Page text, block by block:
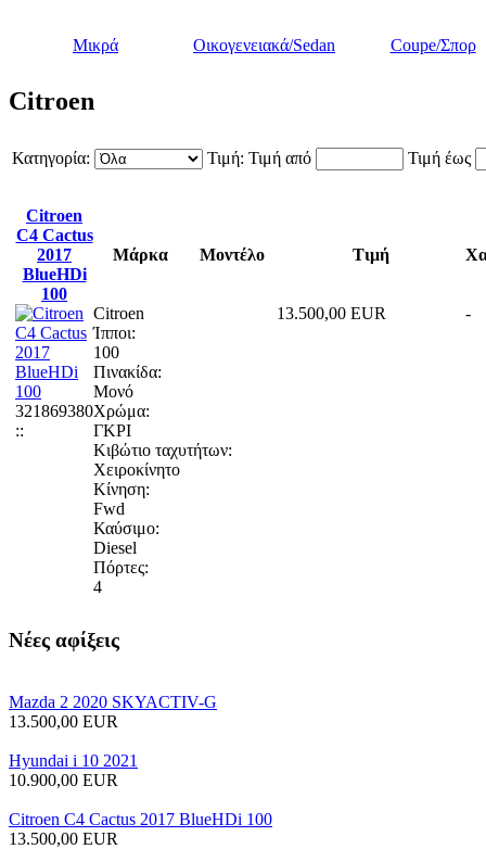
Μικρά Οικογενειακά/Sedan Coupe/Σπορ
Citroen
Κατηγορία: Τιμή: Τιμή από Τιμή έως
Citroen
C4 Cactus
2017
BlueHDi
100
Μάρκα Μοντέλο Τιμή
321869380
::
Citroen 13.500,00 EUR
-
Ίπποι:
100
Πινακίδα:
Μονό
Χρώμα:
ΓΚΡΙ
Κιβώτιο ταχυτήτων:
Χειροκίνητο
Κίνηση:
Fwd
Καύσιμο:
Diesel
Πόρτες:
4
Νέες αφίξεις
Mazda 2 2020 SKYACTIV-G
13.500,00 EUR
Hyundai i 10 2021
10.900,00 EUR
Citroen C4 Cactus 2017 BlueHDi 100
13.500,00 EUR